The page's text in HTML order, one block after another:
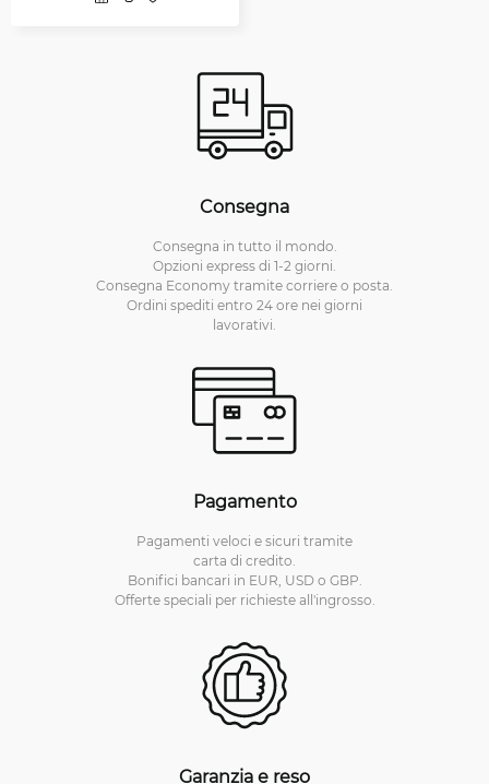
Consegna
Consegna in tutto il mondo.
Opzioni express di 1-2 giorni.
Consegna Economy tramite corriere o posta.
Ordini spediti entro 24 ore nei giorni
lavorativi.
Pagamento
Pagamenti veloci e sicuri tramite
carta di credito.
Bonifici bancari in EUR, USD o GBP.
Offerte speciali per richieste all'ingrosso.
Garanzia e reso